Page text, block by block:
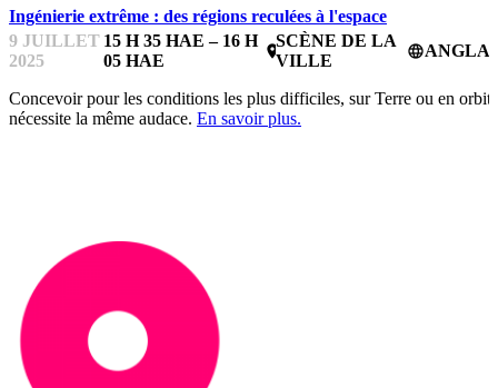
Ingénierie extrême : des régions reculées à l'espace
9 JUILLET
2025
15 H 35 HAE – 16 H
05 HAE
place
SCÈNE DE LA
VILLE
language
Concevoir pour les conditions les plus difficiles, sur Terre ou en
nécessite la même audace. En savoir plus.